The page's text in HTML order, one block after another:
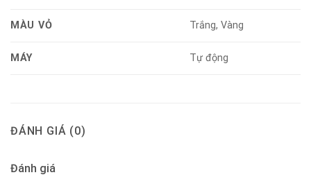
MÀU VỎ Trắng, Vàng
MÁY Tự động
ĐÁNH GIÁ (0)
Đánh giá